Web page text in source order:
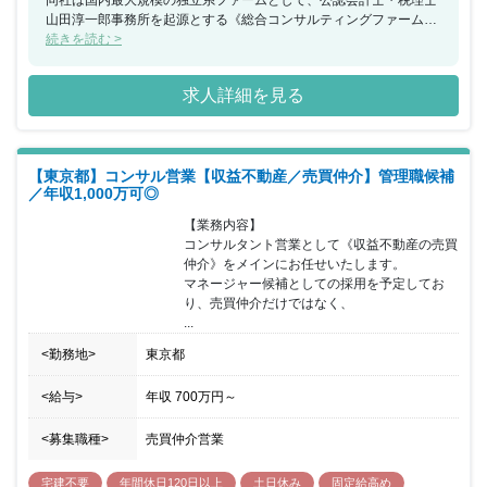
山田淳一郎事務所を起源とする《総合コンサルティングファーム》
になります。「財務と事業の両輪」でのアプローチを図ることが同
手掛けています。幅広い企業の事業再生案件も取り扱っており、不
動産のお悩みを抱えているお客様に対して不動産の売買仲介のみな
らず幅広い提案を行っています。同ポジションでは《マネージャー
内に積極的なコミュニケーションを図って頂き、全体を盛り上げて
頂くことがミッションです。富裕層との信頼関係構築・投資サポー
ト（購入仲介）など業務は多岐に渡り、不動産仲介会社で豊富な営
業経験や実績をお持ちの方を求めています。
続きを読む >
求人詳細を見る
【東京都】コンサル営業【収益不動産／売買仲介】管理職候補
／年収1,000万可◎
【業務内容】
コンサルタント営業として《収益不動産の売買
仲介》をメインにお任せいたします。
マネージャー候補としての採用を予定してお
り、売買仲介だけではなく、
...
<勤務地> 東京都
<給与> 年収 700万円 ～
<募集職種> 売買仲介営業
宅建不要 年間休日120日以上 土日休み 固定給高め